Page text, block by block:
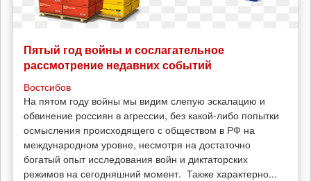
Пятый год войны и сослагательное
рассмотрение недавних событий
Востсибов
На пятом году войны мы видим слепую эскалацию и
обвинение россиян в агрессии, без какой-либо попытки
осмысления происходящего с обществом в РФ на
международном уровне, несмотря на достаточно
богатый опыт исследования войн и диктаторских
режимов на сегодняшний момент. Также характерно...